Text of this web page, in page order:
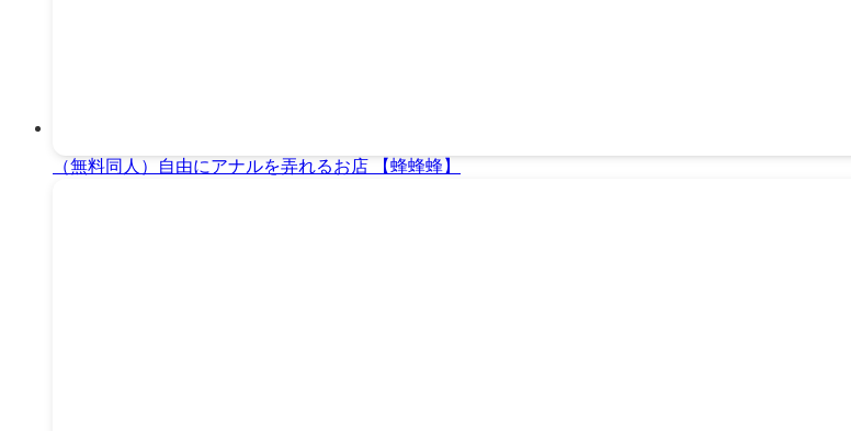
（無料同人）自由にアナルを弄れるお店 【蜂蜂蜂】